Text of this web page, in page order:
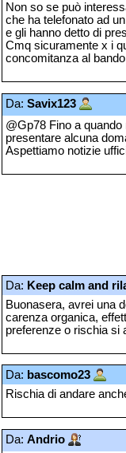
Non so se può
che ha telefonato ad
e gli hanno detto di
Cmq sicuramente x i
concomitanza al
Da: Savix123
@Gp78 Fino a
presentare alcuna
Aspettiamo notizie
Da: Keep calm and
Buonasera, avrei una
carenza organica,
preferenze o rischia si
Da: bascomo23
Rischia di andare
Da: Andrio